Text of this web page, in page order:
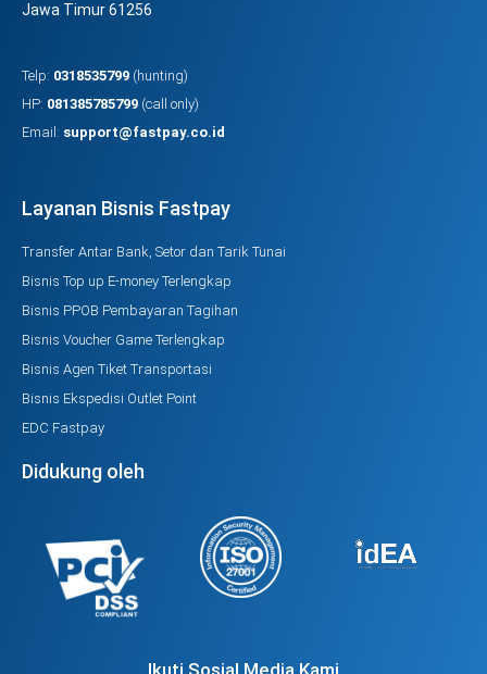
Jawa Timur 61256
Telp: 0318535799 (hunting)
HP: 081385785799 (call only)
Email: support@fastpay.co.id
Layanan Bisnis Fastpay
Transfer Antar Bank, Setor dan Tarik Tunai
Bisnis Top up E-money Terlengkap
Bisnis PPOB Pembayaran Tagihan
Bisnis Voucher Game Terlengkap
Bisnis Agen Tiket Transportasi
Bisnis Ekspedisi Outlet Point
EDC Fastpay
Didukung oleh
Ikuti Sosial Media Kami